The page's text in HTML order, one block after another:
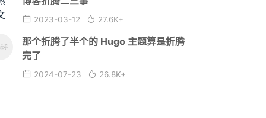
2023-03-12 27.6K+
那个折腾了半个的 Hugo 主题算是折腾
完了
2024-07-23 26.8K+